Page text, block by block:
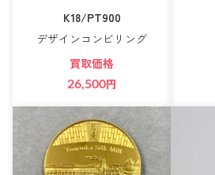
K18/PT900
デザインコンビリング
買取価格
26,500円